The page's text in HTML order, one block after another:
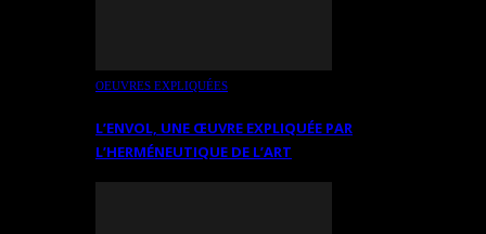
OEUVRES EXPLIQUÉES
L’ENVOL, UNE ŒUVRE EXPLIQUÉE PAR
L’HERMÉNEUTIQUE DE L’ART